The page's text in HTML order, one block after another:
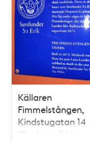
Källaren
Fimmelstången,
Kindstugatan 14
(Cepheus 26 )